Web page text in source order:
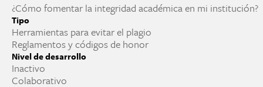
¿Cómo fomentar la integridad académica en mi institución?
Tipo
Herramientas para evitar el plagio
Reglamentos y códigos de honor
Nivel de desarrollo
Inactivo
Colaborativo